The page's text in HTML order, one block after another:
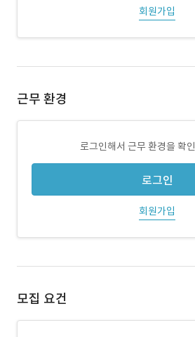
회원가입
근무 환경
로그인해서 근무 환경을 확
로그인
회원가입
모집 요건